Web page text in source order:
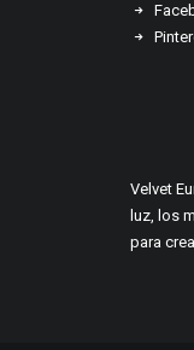
Velvet
luz, los
para